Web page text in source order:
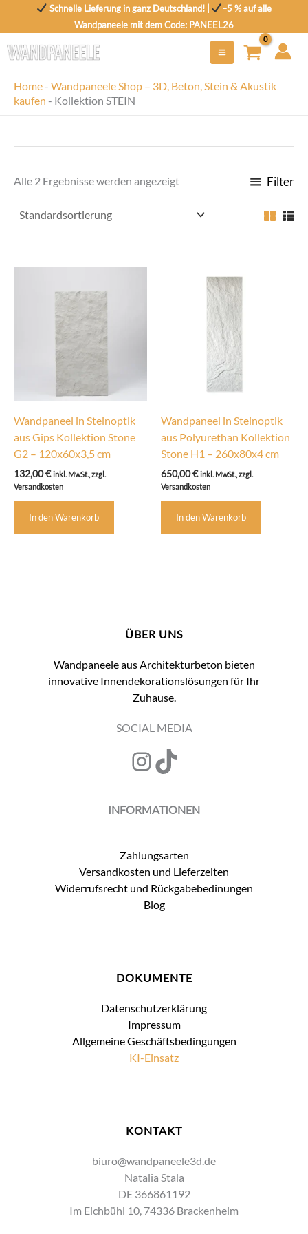
Schnelle Lieferung in ganz Deutschland! |
–5 % auf alle
Wandpaneele mit dem Code: PANEEL26
Home- Wandpaneele Shop – 3D, Beton, Stein & Akustik
kaufen - Kollektion STEIN
Alle 2 Ergebnisse werden angezeigt Filter
Wandpaneel in Steinoptik
aus Gips Kollektion Stone
G2 – 120x60x3,5 cm
132,00€ inkl. MwSt., zzgl.
Versandkosten
In den Warenkorb
Wandpaneel in Steinoptik
aus Polyurethan Kollektion
Stone H1 – 260x80x4 cm
650,00€ inkl. MwSt., zzgl.
Versandkosten
In den Warenkorb
ÜBER UNS
Wandpaneele aus Architekturbeton bieten
innovative Innendekorationslösungen für Ihr
Zuhause.
SOCIAL MEDIA
Instagram
TikTok
INFORMATIONEN
Zahlungsarten
Versandkosten und Lieferzeiten
Widerrufsrecht und Rückgabebedinungen
Blog
DOKUMENTE
Datenschutzerklärung
Impressum
Allgemeine Geschäftsbedingungen
KI-Einsatz
KONTAKT
biuro@wandpaneele3d.de
Natalia Stala
DE 366861192
Im Eichbühl 10, 74336 Brackenheim